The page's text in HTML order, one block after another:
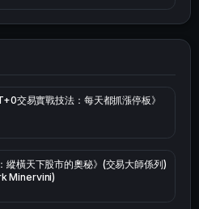
交易實戰技法：每天都抓漲停板》
縱橫天下股市的奧秘》(交易大師係列)
Minervini)